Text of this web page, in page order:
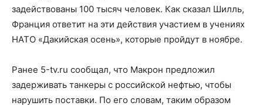
задействованы 100 тысяч человек. Как сказал Шилль,
Франция ответит на эти действия участием в учениях
НАТО «Дакийская осень», которые пройдут в ноябре.
Ранее 5-tv.ru сообщал, что Макрон предложил
задерживать танкеры с российской нефтью, чтобы
нарушить поставки. По его словам, таким образом